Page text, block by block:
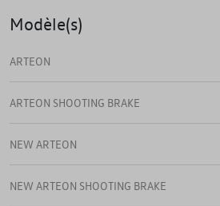
Modèle(s)
ARTEON
ARTEON SHOOTING BRAKE
NEW ARTEON
NEW ARTEON SHOOTING BRAKE